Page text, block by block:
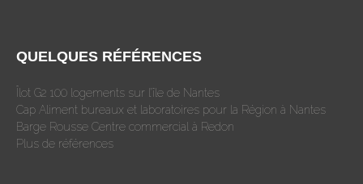
QUELQUES RÉFÉRENCES
Îlot G2 100 logements sur l’île de Nantes
Cap Aliment bureaux et laboratoires pour la Région à Nantes
Barge Rousse Centre commercial à Redon
Plus de références